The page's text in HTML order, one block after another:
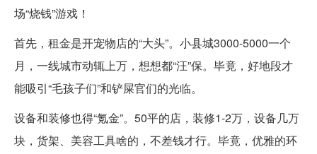
场“烧钱”游戏！
首先，租金是开宠物店的“大头”。小县城3000-5000一个
月，一线城市动辄上万，想想都“汪”保。毕竟，好地段才
能吸引“毛孩子们”和铲屎官们的光临。
设备和装修也得“氪金”。50平的店，装修1-2万，设备几万
块，货架、美容工具啥的，不差钱才行。毕竟，优雅的环